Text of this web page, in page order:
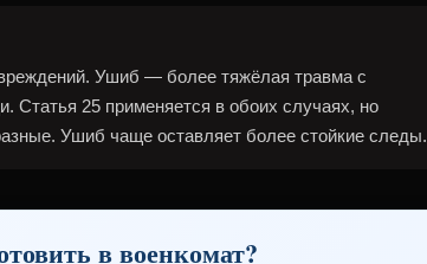
Ушиб — более тяжёлая травма с
Статья 25 применяется в обоих случаях, но
Ушиб чаще оставляет более стойкие следы.
в военкомат?